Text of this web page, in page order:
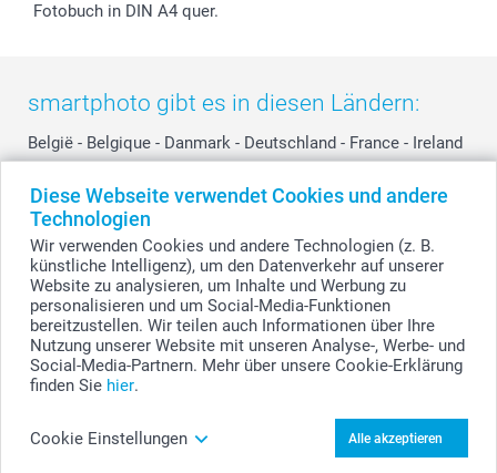
Diese Webseite verwendet Cookies und andere
Technologien
Wir verwenden Cookies und andere Technologien (z. B.
künstliche Intelligenz), um den Datenverkehr auf unserer
Website zu analysieren, um Inhalte und Werbung zu
personalisieren und um Social-Media-Funktionen
bereitzustellen. Wir teilen auch Informationen über Ihre
Nutzung unserer Website mit unseren Analyse-, Werbe- und
Social-Media-Partnern. Mehr über unsere Cookie-Erklärung
finden Sie hier.
Cookie Einstellungen Alle akzeptieren
Fotobuch in DIN A4 quer.
smartphoto gibt es in diesen Ländern:
België - Belgique - Danmark - Deutschland - France - Ireland
Switzerland - Suomi - Sverige - United Kingdom -
Other Countries
Alle Preise verstehen sich in Schweizer Franken (CHF) inkl. MwSt. und zzgl.
Versandkosten.